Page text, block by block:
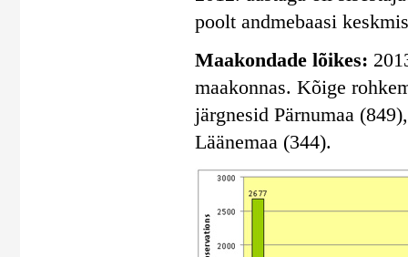
poolt andmebaasi
Maakondade lõikes:
maakonnas. Kõige
järgnesid Pärnumaa
Läänemaa (344).